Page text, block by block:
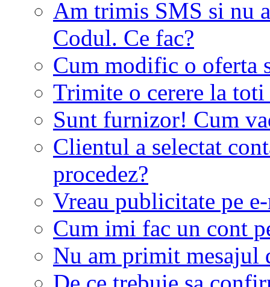
Am trimis SMS si nu
Codul. Ce fac?
Cum modific o oferta
Trimite o cerere la
Sunt furnizor! Cum
Clientul a selectat
procedez?
Vreau publicitate pe
Cum imi fac un cont
Nu am primit mesajul